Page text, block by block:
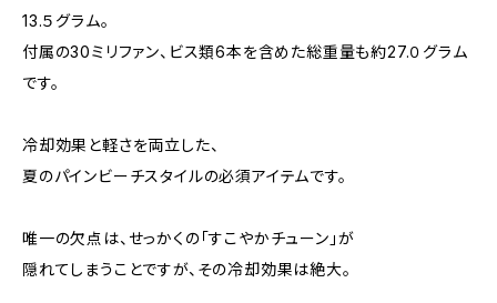
13.５グラム。
付属の30ミリファン、ビス類6本を含めた総重量も約27.０グラム
です。
冷却効果と軽さを両立した、
夏のパインビーチスタイルの必須アイテムです。
唯一の欠点は、せっかくの「すこやかチューン」が
隠れてしまうことですが、その冷却効果は絶大。